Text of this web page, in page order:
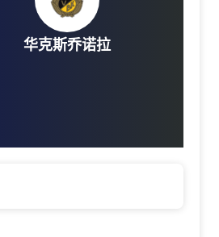
华克斯乔诺拉